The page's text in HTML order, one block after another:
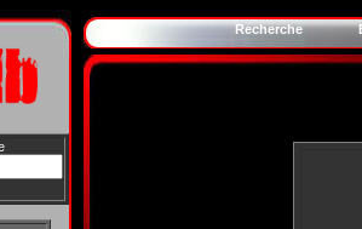
Recherche